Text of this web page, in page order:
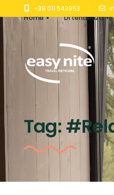
+39 011 543953
Tag:
Home Di tendenza